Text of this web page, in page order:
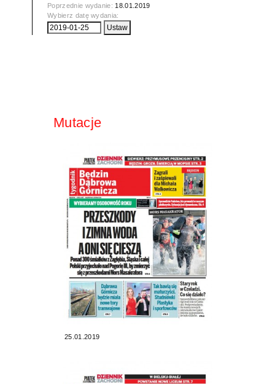
Poprzednie wydanie: 18.01.2019
Wybierz datę wydania:
Mutacje
25.01.2019